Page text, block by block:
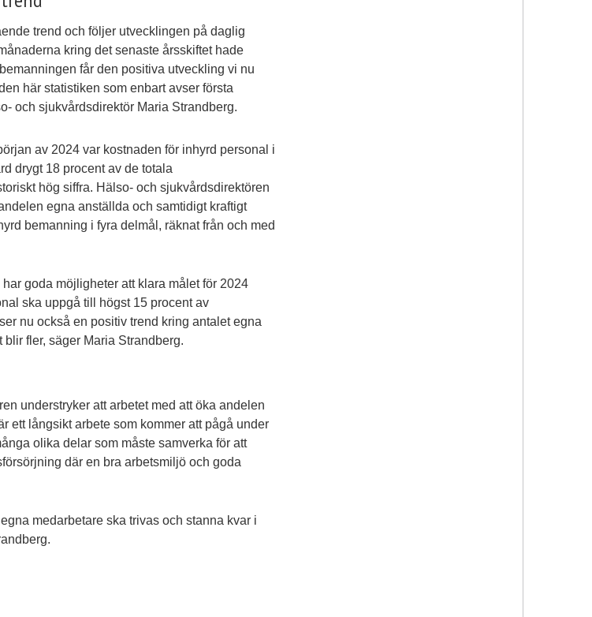
trend och följer utvecklingen på daglig
kring det senaste årsskiftet hade
får den positiva utveckling vi nu
här statistiken som enbart avser första
och sjukvårdsdirektör Maria Strandberg.
av 2024 var kostnaden för inhyrd personal i
drygt 18 procent av de totala
hög siffra. Hälso- och sjukvårdsdirektören
egna anställda och samtidigt kraftigt
bemanning i fyra delmål, räknat från och med
goda möjligheter att klara målet för 2024
ska uppgå till högst 15 procent av
nu också en positiv trend kring antalet egna
blir fler, säger Maria Strandberg.
understryker att arbetet med att öka andelen
ett långsikt arbete som kommer att pågå under
olika delar som måste samverka för att
där en bra arbetsmiljö och goda
medarbetare ska trivas och stanna kvar i